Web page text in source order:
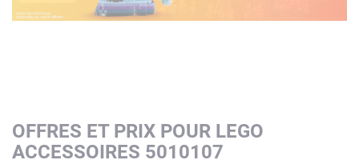
OFFRES ET PRIX POUR LEGO
ACCESSOIRES 5010107